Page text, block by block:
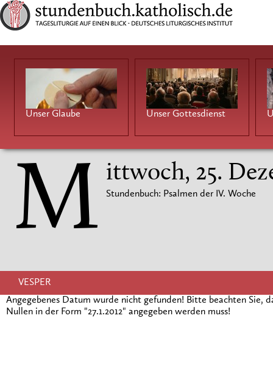
Unser Glaube Unser Gottesdienst
M ittwoch, 25.
Stundenbuch: Psalmen der IV. Woche
VESPER
Angegebenes Datum wurde nicht gefunden! Bitte beachten Sie,
Nullen in der Form "27.1.2012" angegeben werden muss!